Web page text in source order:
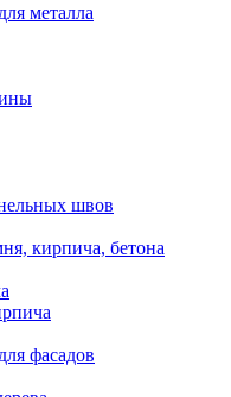
металла
швов
кирпича, бетона
фасадов